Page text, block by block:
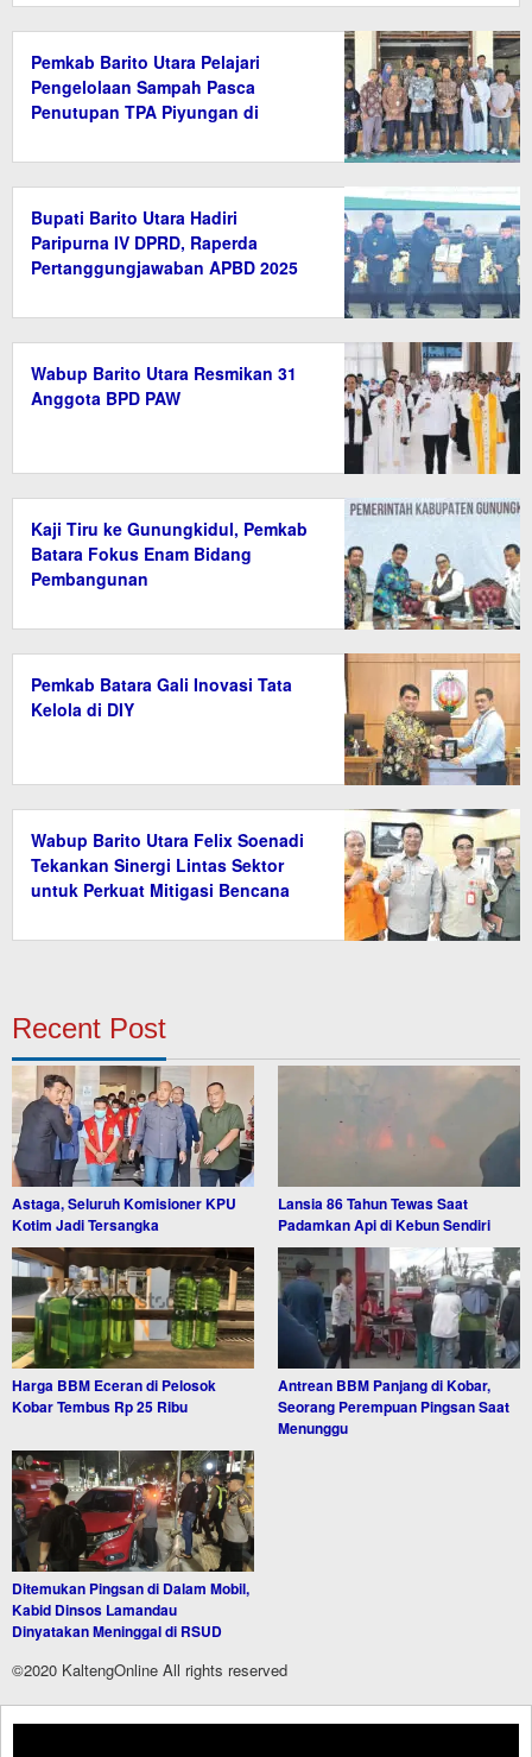
Pemkab Barito Utara Pelajari
Pengelolaan Sampah Pasca
Penutupan TPA Piyungan di
Bupati Barito Utara Hadiri
Paripurna IV DPRD, Raperda
Pertanggungjawaban APBD 2025
Wabup Barito Utara Resmikan 31
Anggota BPD PAW
Kaji Tiru ke Gunungkidul, Pemkab
Batara Fokus Enam Bidang
Pembangunan
Pemkab Batara Gali Inovasi Tata
Kelola di DIY
Wabup Barito Utara Felix Soenadi
Tekankan Sinergi Lintas Sektor
untuk Perkuat Mitigasi Bencana
Recent Post
Astaga, Seluruh Komisioner KPU
Kotim Jadi Tersangka
Lansia 86 Tahun Tewas Saat
Padamkan Api di Kebun Sendiri
Harga BBM Eceran di Pelosok
Kobar Tembus Rp 25 Ribu
Antrean BBM Panjang di Kobar,
Seorang Perempuan Pingsan Saat
Menunggu
Ditemukan Pingsan di Dalam Mobil,
Kabid Dinsos Lamandau
Dinyatakan Meninggal di RSUD
©2020 KaltengOnline All rights reserved